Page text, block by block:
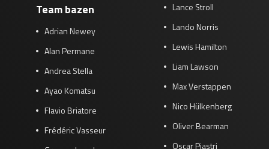
Kwalificatie
za 19:00 - 20:00
zo 17:00 - 19:00
Team bazen
Adrian Newey
Alan Permane
Andrea Stella
Ayao Komatsu
Flavio Briatore
Frédéric Vasseur
Lance Stroll
Lando Norris
Lewis Hamilton
Liam Lawson
Max Verstappen
Nico Hülkenberg
Oliver Bearman
Oscar Piastri